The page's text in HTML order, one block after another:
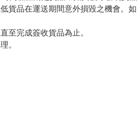
品在運送期間意外損毀之機會。
完成簽收貨品為止。
。